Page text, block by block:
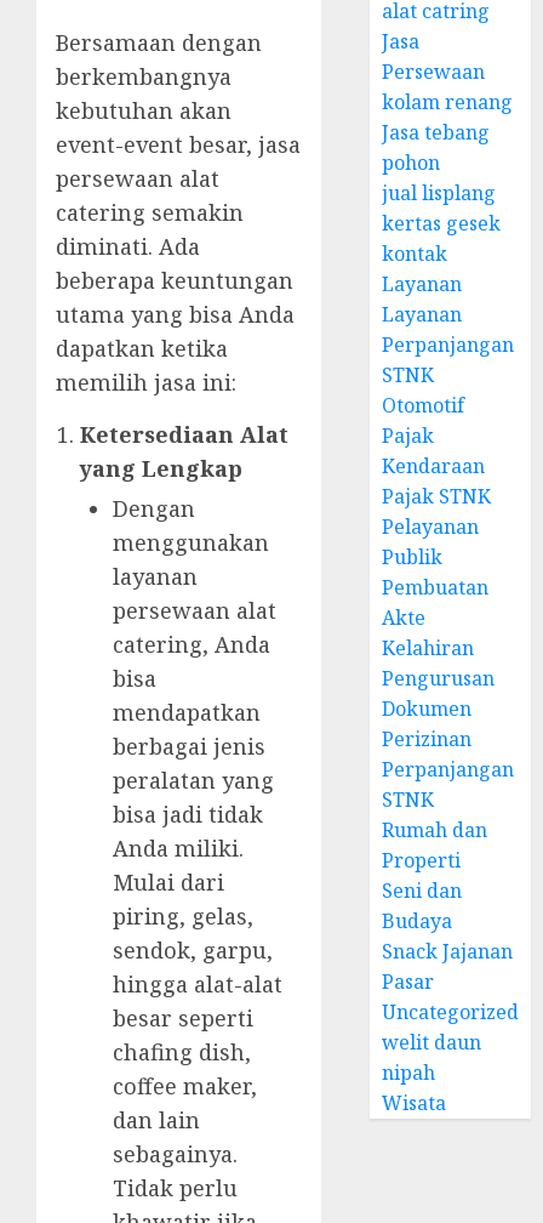
Bersamaan dengan
berkembangnya
kebutuhan akan
event-event besar, jasa
persewaan alat
catering semakin
diminati. Ada
beberapa keuntungan
utama yang bisa Anda
dapatkan ketika
memilih jasa ini:
Ketersediaan Alat
yang Lengkap
Dengan
menggunakan
layanan
persewaan alat
catering, Anda
bisa
mendapatkan
berbagai jenis
peralatan yang
bisa jadi tidak
Anda miliki.
Mulai dari
piring, gelas,
sendok, garpu,
hingga alat-alat
besar seperti
chafing dish,
coffee maker,
dan lain
sebagainya.
Tidak perlu
alat catring
Jasa
Persewaan
kolam renang
Jasa tebang
pohon
jual lisplang
kertas gesek
kontak
Layanan
Layanan
Perpanjangan
STNK
Otomotif
Pajak
Kendaraan
Pajak STNK
Pelayanan
Publik
Pembuatan
Akte
Kelahiran
Pengurusan
Dokumen
Perizinan
Perpanjangan
STNK
Rumah dan
Properti
Seni dan
Budaya
Snack Jajanan
Pasar
Uncategorized
welit daun
nipah
Wisata